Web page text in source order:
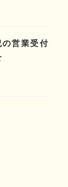
の営業受付